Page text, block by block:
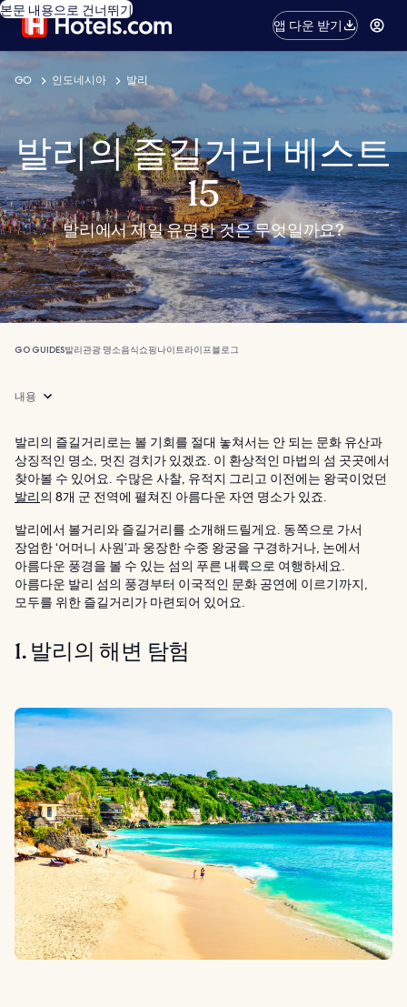
본문 내용으로 건너뛰기
앱 다운 받기
GO 인도네시아 발리
발리의 즐길거리 베스트
15
발리에서 제일 유명한 것은 무엇일까요?
GO GUIDES발리관광 명소음식쇼핑나이트라이프블로그
내용
발리의 즐길거리로는 볼 기회를 절대 놓쳐서는 안 되는 문화 유산과
상징적인 명소, 멋진 경치가 있겠죠. 이 환상적인 마법의 섬 곳곳에서
찾아볼 수 있어요. 수많은 사찰, 유적지 그리고 이전에는 왕국이었던
발리의 8개 군 전역에 펼쳐진 아름다운 자연 명소가 있죠.
발리에서 볼거리와 즐길거리를 소개해드릴게요. 동쪽으로 가서
장엄한 ‘어머니 사원’과 웅장한 수중 왕궁을 구경하거나, 논에서
아름다운 풍경을 볼 수 있는 섬의 푸른 내륙으로 여행하세요.
아름다운 발리 섬의 풍경부터 이국적인 문화 공연에 이르기까지,
모두를 위한 즐길거리가 마련되어 있어요.
1. 발리의 해변 탐험